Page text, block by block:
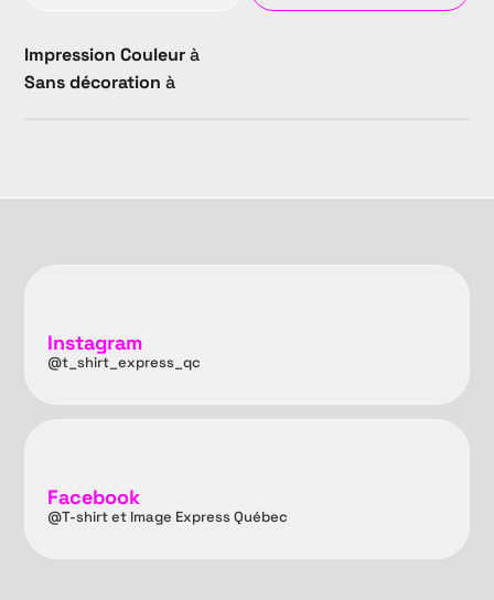
Impression Couleurà
Sans décoration à
Instagram
@t_shirt_express_qc
Facebook
@T-shirt et Image Express Québec